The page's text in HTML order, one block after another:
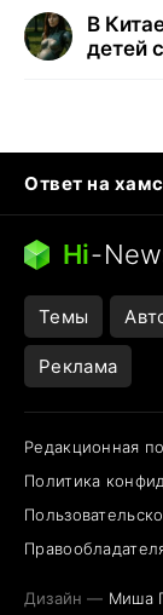
В
детей
Ответ на
Бензин 100 vs
Следующая
Hi-
Темы
Реклама
Редакционная
Политика
Дизайн — Миша